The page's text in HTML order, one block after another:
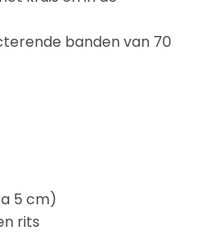
banden van 70
5 cm)
rits